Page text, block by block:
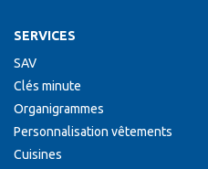
SERVICES
SAV
Clés minute
Organigrammes
Personnalisation vêtements
Cuisines